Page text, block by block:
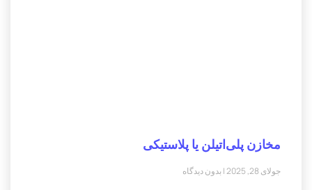
مخازن پلی‌اتیلن یا پلاستیکی
جولای 28, 2025 بدون دیدگاه